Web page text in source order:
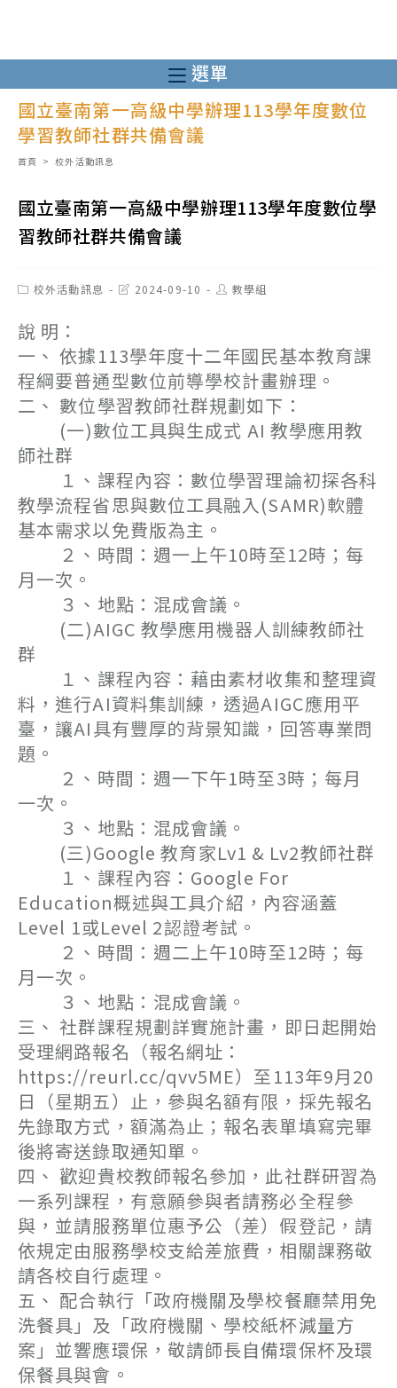
至
主
內
選單
國立臺南第一高級中學辦理113學年度數位
學習教師社群共備會議
首頁 > 校外活動訊息
國立臺南第一高級中學辦理113學年度數位學
習教師社群共備會議
Post校外活動訊息
Post2024-09-10
Post教學組
說 明：
一、 依據113學年度十二年國民基本教育課
程綱要普通型數位前導學校計畫辦理。
二、 數位學習教師社群規劃如下：
(一)數位工具與生成式 AI 教學應用教
師社群
１、課程內容：數位學習理論初探各科
教學流程省思與數位工具融入(SAMR)軟體
基本需求以免費版為主。
２、時間：週一上午10時至12時；每
月一次。
３、地點：混成會議。
(二)AIGC 教學應用機器人訓練教師社
群
１、課程內容：藉由素材收集和整理資
料，進行AI資料集訓練，透過AIGC應用平
臺，讓AI具有豐厚的背景知識，回答專業問
題。
２、時間：週一下午1時至3時；每月
一次。
３、地點：混成會議。
(三)Google 教育家Lv1 & Lv2教師社群
１、課程內容：Google For
Education概述與工具介紹，內容涵蓋
Level 1或Level 2認證考試。
２、時間：週二上午10時至12時；每
月一次。
３、地點：混成會議。
三、 社群課程規劃詳實施計畫，即日起開始
受理網路報名（報名網址：
https://reurl.cc/qvv5ME）至113年9月20
日（星期五）止，參與名額有限，採先報名
先錄取方式，額滿為止；報名表單填寫完畢
後將寄送錄取通知單。
四、 歡迎貴校教師報名參加，此社群研習為
一系列課程，有意願參與者請務必全程參
與，並請服務單位惠予公（差）假登記，請
依規定由服務學校支給差旅費，相關課務敬
請各校自行處理。
五、 配合執行「政府機關及學校餐廳禁用免
洗餐具」及「政府機關、學校紙杯減量方
案」並響應環保，敬請師長自備環保杯及環
保餐具與會。